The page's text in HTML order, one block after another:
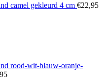
camel gekleurd 4 cm €22,95
rood-wit-blauw-oranje-
Prijsklasse: